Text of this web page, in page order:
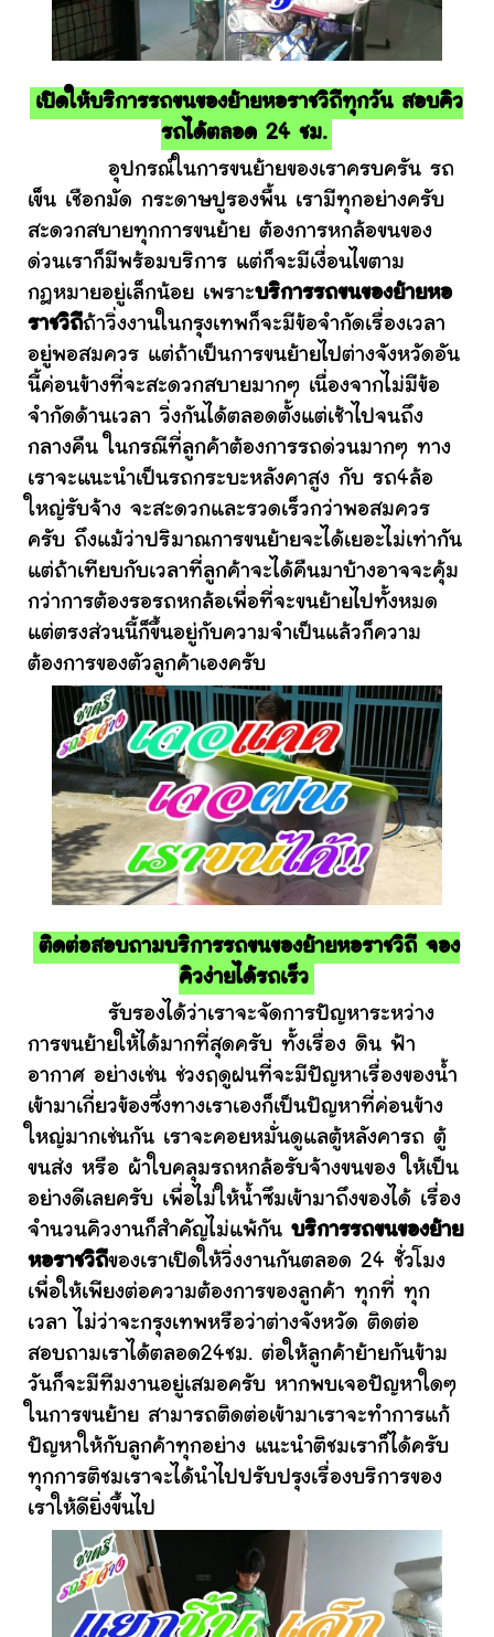
เปิดให้บริการรถขนของย้ายหอราชวิถีทุกวัน สอบคิว
รถได้ตลอด 24 ชม.
อุปกรณ์ในการขนย้ายของเราครบครัน รถ
เข็น เชือกมัด กระดาษปูรองพื้น เรามีทุกอย่างครับ
สะดวกสบายทุกการขนย้าย ต้องการหกล้อขนของ
ด่วนเราก็มีพร้อมบริการ แต่ก็จะมีเงื่อนไขตาม
กฎหมายอยู่เล็กน้อย เพราะบริการรถขนของย้ายหอ
ราชวิถีถ้าวิ่งงานในกรุงเทพก็จะมีข้อจำกัดเรื่องเวลา
อยู่พอสมควร แต่ถ้าเป็นการขนย้ายไปต่างจังหวัดอัน
นี้ค่อนข้างที่จะสะดวกสบายมากๆ เนื่องจากไม่มีข้อ
จำกัดด้านเวลา วิ่งกันได้ตลอดตั้งแต่เช้าไปจนถึง
กลางคืน ในกรณีที่ลูกค้าต้องการรถด่วนมากๆ ทาง
เราจะแนะนำเป็นรถกระบะหลังคาสูง กับ รถ4ล้อ
ใหญ่รับจ้าง จะสะดวกและรวดเร็วกว่าพอสมควร
ครับ ถึงแม้ว่าปริมาณการขนย้ายจะได้เยอะไม่เท่ากัน
แต่ถ้าเทียบกับเวลาที่ลูกค้าจะได้คืนมาบ้างอาจจะคุ้ม
กว่าการต้องรอรถหกล้อเพื่อที่จะขนย้ายไปทั้งหมด
แต่ตรงส่วนนี้ก็ขึ้นอยู่กับความจำเป็นแล้วก็ความ
ต้องการของตัวลูกค้าเองครับ
ติดต่อสอบถามบริการรถขนของย้ายหอราชวิถี จอง
คิวง่ายได้รถเร็ว
รับรองได้ว่าเราจะจัดการปัญหาระหว่าง
การขนย้ายให้ได้มากที่สุดครับ ทั้งเรื่อง ดิน ฟ้า
อากาศ อย่างเช่น ช่วงฤดูฝนที่จะมีปัญหาเรื่องของน้ำ
เข้ามาเกี่ยวข้องซึ่งทางเราเองก็เป็นปัญหาที่ค่อนข้าง
ใหญ่มากเช่นกัน เราจะคอยหมั่นดูแลตู้หลังคารถ ตู้
ขนส่ง หรือ ผ้าใบคลุมรถหกล้อรับจ้างขนของ ให้เป็น
อย่างดีเลยครับ เพื่อไม่ให้น้ำซึมเข้ามาถึงของได้ เรื่อง
จำนวนคิวงานก็สำคัญไม่แพ้กันบริการรถขนของย้าย
หอราชวิถีของเราเปิดให้วิ่งงานกันตลอด 24 ชั่วโมง
เพื่อให้เพียงต่อความต้องการของลูกค้า ทุกที่ ทุก
เวลา ไม่ว่าจะกรุงเทพหรือว่าต่างจังหวัด ติดต่อ
สอบถามเราได้ตลอด24ชม. ต่อให้ลูกค้าย้ายกันข้าม
วันก็จะมีทีมงานอยู่เสมอครับ หากพบเจอปัญหาใดๆ
ในการขนย้าย สามารถติดต่อเข้ามาเราจะทำการแก้
ปัญหาให้กับลูกค้าทุกอย่าง แนะนำติชมเราก็ได้ครับ
ทุกการติชมเราจะได้นำไปปรับปรุงเรื่องบริการของ
เราให้ดียิ่งขึ้นไป